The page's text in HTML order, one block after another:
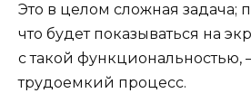
Это в целом сложная задача;
что будет показываться на
с такой функциональностью,
трудоемкий процесс.